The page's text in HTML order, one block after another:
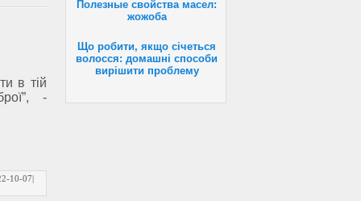
Полезные свойства масел:
жожоба
Що робити, якщо січеться
волосся: домашні способи
вирішити проблему
в тій
-
10-07|